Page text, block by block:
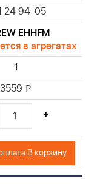
24 94-05
EHHFM
в агрегатах
1
3559 i
+
В корзину